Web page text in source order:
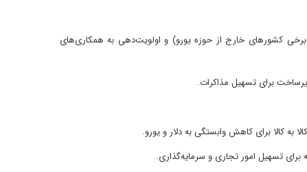
برخی کشورهای خارج از حوزه یورو) و اولویت‌دهی به همکاری‌های
برای تسهیل مذاکرات.
به کالا برای کاهش وابستگی به دلار و یورو.
تسهیل امور تجاری و سرمایه‌گذاری.